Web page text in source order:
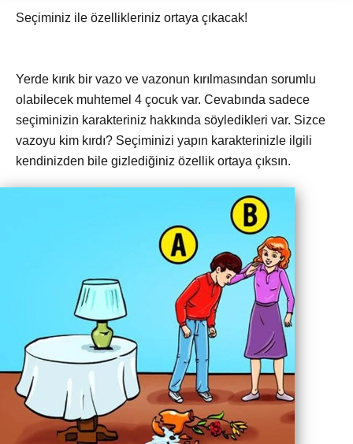
Seçiminiz ile özellikleriniz ortaya çıkacak!
Yerde kırık bir vazo ve vazonun kırılmasından sorumlu
olabilecek muhtemel 4 çocuk var. Cevabında sadece
seçiminizin karakteriniz hakkında söyledikleri var. Sizce
vazoyu kim kırdı? Seçiminizi yapın karakterinizle ilgili
kendinizden bile gizlediğiniz özellik ortaya çıksın.